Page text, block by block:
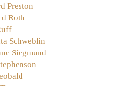
Preston
Roth
Schweblin
Siegmund